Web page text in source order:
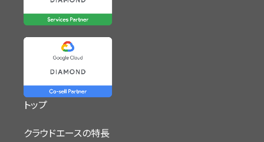
トップ
クラウドエースの特長